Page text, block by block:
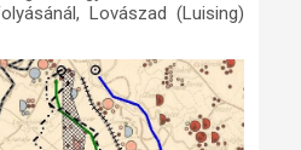
Lovászad (Luising)